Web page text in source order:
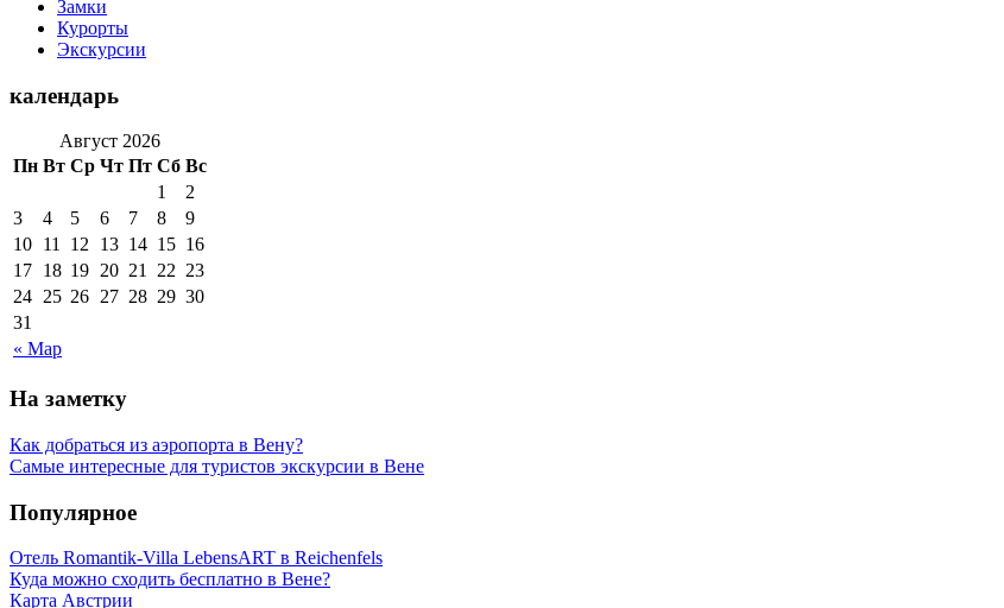
Замки
Курорты
Экскурсии
календарь
Август 2026
Пн Вт Ср Чт Пт Сб Вс
« Мар
1
2
3
4 5 6 7 8
9
10 11 12 13 14 15 16
17 18 19 20 21 22 23
24 25 26 27 28 29 30
31
На заметку
Как добраться из аэропорта в Вену?
Самые интересные для туристов экскурсии в Вене
Популярное
Отель Romantik-Villa LebensART в Reichenfels
Куда можно сходить бесплатно в Вене?
Карта Австрии